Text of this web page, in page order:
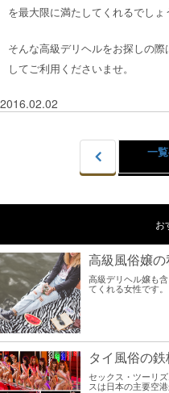
を最大限に満たしてくれるでしょ
そんな高級デリヘルをお探しの際
してご利用くださいませ。
2016.02.02
一
お
高級風俗嬢
高級デリヘル嬢も
てくれる女性です
タイ風俗の
セックス・ツーリ
スは日本の主要空